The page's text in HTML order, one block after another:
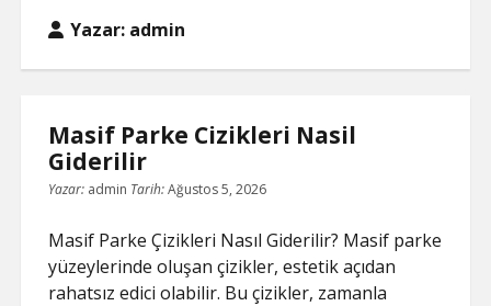
LISTE
SAYFA LISTESI
SHORTS ABONE KASMA HILESI
PARASIZ
Yazar: admin
Masif Parke Cizikleri Nasil
Giderilir
Yazar: admin Tarih:Ağustos 5, 2026
Masif Parke Çizikleri Nasıl Giderilir? Masif parke
yüzeylerinde oluşan çizikler, estetik açıdan
rahatsız edici olabilir. Bu çizikler, zamanla